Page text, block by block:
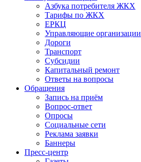
Азбука потребителя ЖКХ
Тарифы по ЖКХ
ЕРКЦ
Управляющие организации
Дороги
Транспорт
Субсидии
Капитальный ремонт
Ответы на вопросы
Обращения
Запись на приём
Вопрос-ответ
Опросы
Социальные сети
Реклама заявки
Баннеры
Пресс-центр